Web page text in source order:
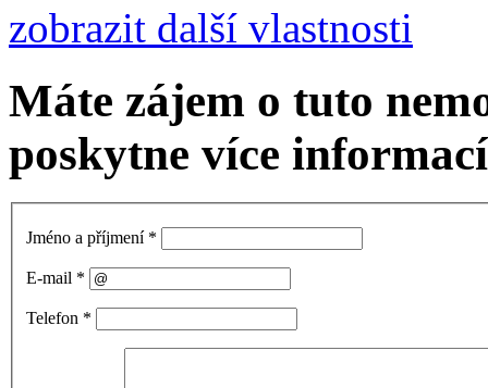
zobrazit další vlastnosti
Máte zájem o tuto
poskytne více
Jméno a příjmení *
E-mail *
Telefon *